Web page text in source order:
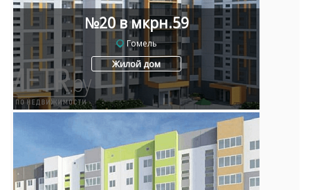
№20 в мкрн.59
Гомель
Жилой дом